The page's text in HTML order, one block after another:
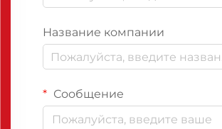
Название компании
Сообщение